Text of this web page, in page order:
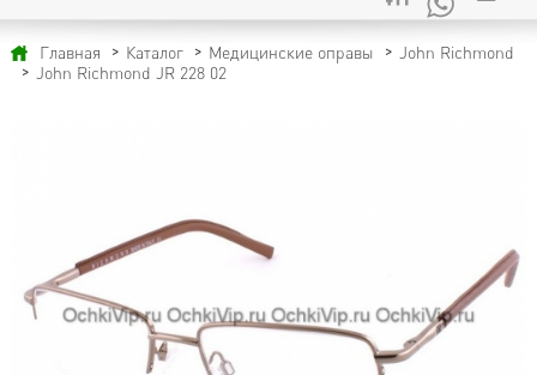
Главная Каталог Медицинские оправы
John Richmond
John Richmond JR 228 02